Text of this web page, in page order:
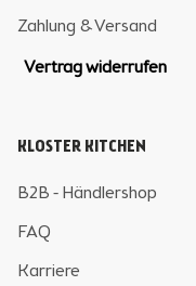
Zahlung & Versand
Vertrag widerrufen
KLOSTER KITCHEN
B2B - Händlershop
FAQ
Karriere